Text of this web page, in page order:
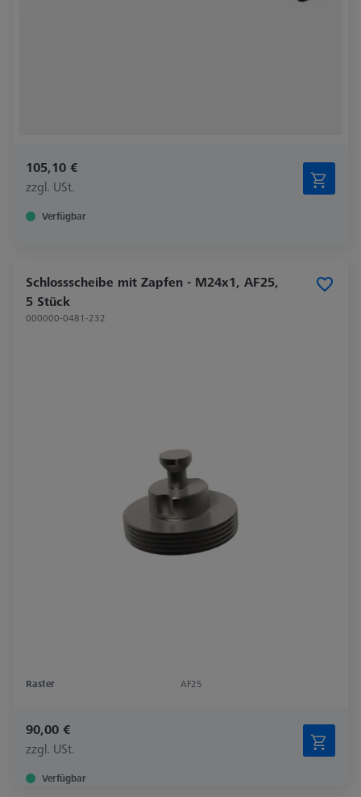
105,10 €
zzgl. USt.
Verfügbar
Schlossscheibe mit Zapfen - M24x1, AF25,
5 Stück
000000-0481-232
Raster AF25
90,00 €
zzgl. USt.
Verfügbar